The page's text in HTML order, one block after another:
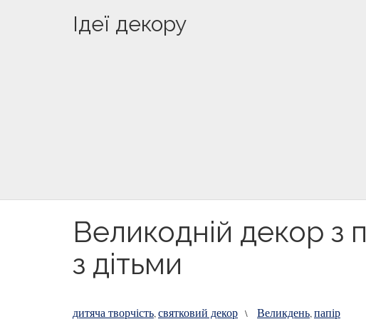
Ідеї декору
Великодній декор з
з дітьми
дитяча творчість,святковий декор \ Великдень,папір